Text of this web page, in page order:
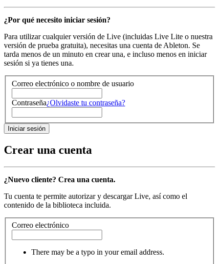
¿Por qué necesito iniciar sesión?
Para utilizar cualquier versión de Live (incluidas Live Lite o nuestra
versión de prueba gratuita), necesitas una cuenta de Ableton. Se
tarda menos de un minuto en crear una, e incluso menos en iniciar
sesión si ya tienes una.
Correo electrónico o nombre de usuario
Contraseña¿Olvidaste tu contraseña?
Crear una cuenta
¿Nuevo cliente? Crea una cuenta.
Tu cuenta te permite autorizar y descargar Live, así como el
contenido de la biblioteca incluida.
Correo electrónico
There may be a typo in your email address.